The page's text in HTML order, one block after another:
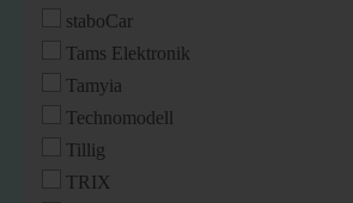
staboCar
Tams Elektronik
Tamyia
Technomodell
Tillig
TRIX